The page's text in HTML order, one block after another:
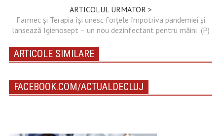
ARTICOLUL URMATOR >
Farmec și Terapia își unesc forțele împotriva pandemiei și
lansează Igienosept – un nou dezinfectant pentru mâini (P)
ARTICOLE SIMILARE
FACEBOOK.COM/ACTUALDECLUJ